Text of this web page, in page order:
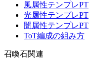
風属性テンプレPT
光属性テンプレPT
闇属性テンプレPT
ToT編成の組み方
召喚石関連